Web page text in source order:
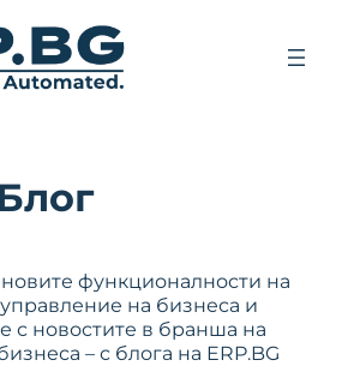
функционалности на
на бизнеса и
с новостите в бранша на
– с блога на ERP.BG